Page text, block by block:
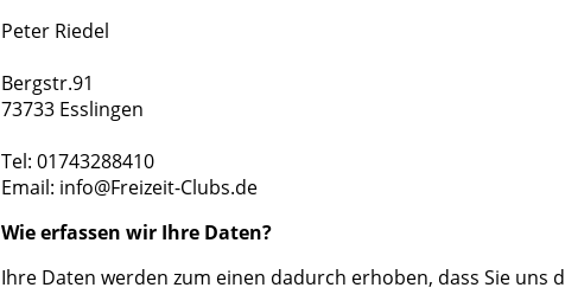
Peter Riedel
Bergstr.91
73733 Esslingen
Tel: 01743288410
Email: info@Freizeit-Clubs.de
Wie erfassen wir Ihre Daten?
Ihre Daten werden zum einen dadurch erhoben, dass Sie uns